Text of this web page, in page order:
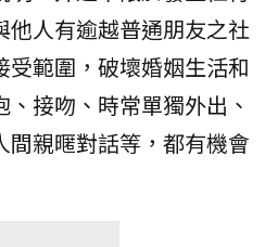
他人有逾越普通朋友之社
範圍，破壞婚姻生活和
接吻、時常單獨外出、
親暱對話等，都有機會